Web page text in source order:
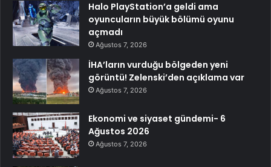
Halo PlayStation’a geldi ama
oyuncuların büyük bölümü oyunu
açmadı
Ağustos 7, 2026
İHA’ların vurduğu bölgeden yeni
görüntü! Zelenski’den açıklama var
Ağustos 7, 2026
Ekonomi ve siyaset gündemi- 6
Ağustos 2026
Ağustos 7, 2026